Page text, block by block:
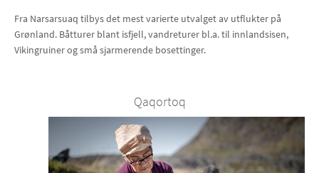
Fra Narsarsuaq tilbys det mest varierte utvalget av utflukter på
Grønland. Båtturer blant isfjell, vandreturer bl.a. til innlandsisen,
Vikingruiner og små sjarmerende bosettinger.
Qaqortoq